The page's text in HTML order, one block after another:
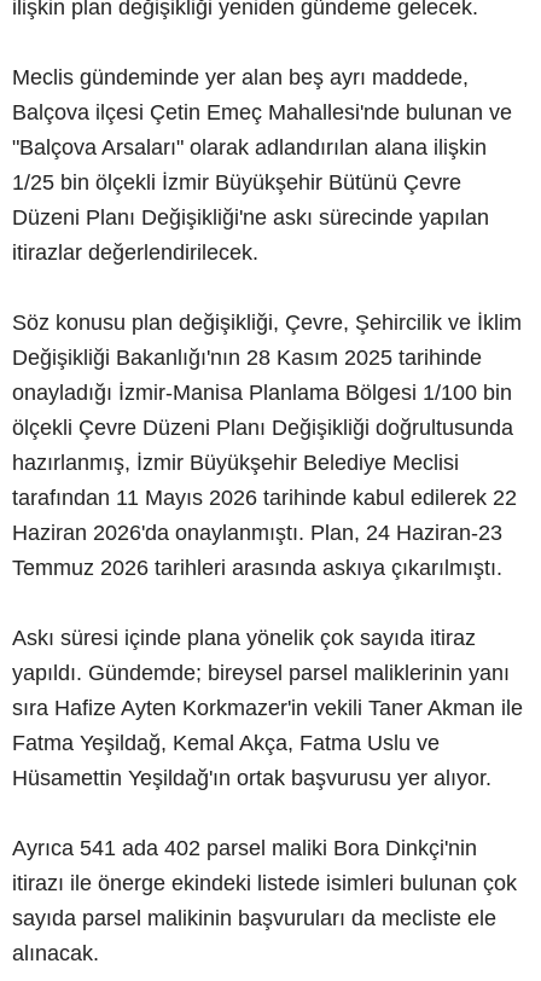
ilişkin plan değişikliği yeniden gündeme gelecek.
Meclis gündeminde yer alan beş ayrı maddede,
Balçova ilçesi Çetin Emeç Mahallesi'nde bulunan ve
"Balçova Arsaları" olarak adlandırılan alana ilişkin
1/25 bin ölçekli İzmir Büyükşehir Bütünü Çevre
Düzeni Planı Değişikliği'ne askı sürecinde yapılan
itirazlar değerlendirilecek.
Söz konusu plan değişikliği, Çevre, Şehircilik ve İklim
Değişikliği Bakanlığı'nın 28 Kasım 2025 tarihinde
onayladığı İzmir-Manisa Planlama Bölgesi 1/100 bin
ölçekli Çevre Düzeni Planı Değişikliği doğrultusunda
hazırlanmış, İzmir Büyükşehir Belediye Meclisi
tarafından 11 Mayıs 2026 tarihinde kabul edilerek 22
Haziran 2026'da onaylanmıştı. Plan, 24 Haziran-23
Temmuz 2026 tarihleri arasında askıya çıkarılmıştı.
Askı süresi içinde plana yönelik çok sayıda itiraz
yapıldı. Gündemde; bireysel parsel maliklerinin yanı
sıra Hafize Ayten Korkmazer'in vekili Taner Akman ile
Fatma Yeşildağ, Kemal Akça, Fatma Uslu ve
Hüsamettin Yeşildağ'ın ortak başvurusu yer alıyor.
Ayrıca 541 ada 402 parsel maliki Bora Dinkçi'nin
itirazı ile önerge ekindeki listede isimleri bulunan çok
sayıda parsel malikinin başvuruları da mecliste ele
alınacak.